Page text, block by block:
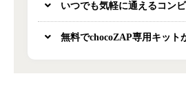
いつでも気軽に通えるコン
無料でchocoZAP専用キット